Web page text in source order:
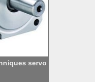
servo